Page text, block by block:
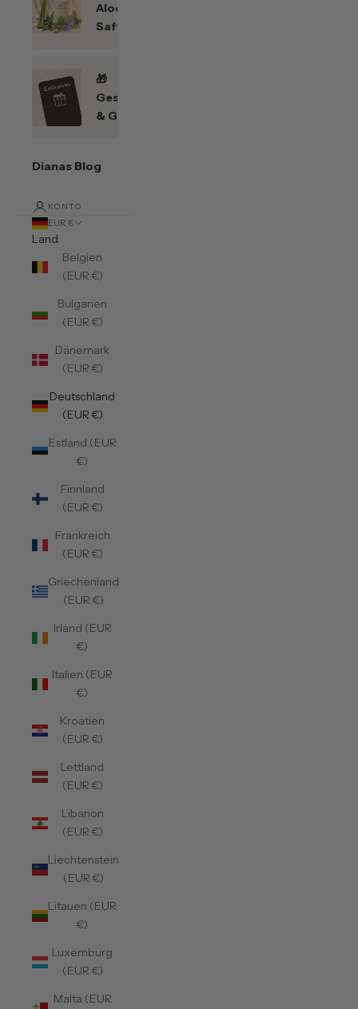
Aloe
Saft
🎁
Geschenkefinder
& Gutscheine
Dianas Blog
KONTO
EUR €
Land
Belgien
(EUR €)
Bulgarien
(EUR €)
Dänemark
(EUR €)
Deutschland
(EUR €)
Estland (EUR
€)
Finnland
(EUR €)
Frankreich
(EUR €)
Griechenland
(EUR €)
Irland (EUR
€)
Italien (EUR
€)
Kroatien
(EUR €)
Lettland
(EUR €)
Libanon
(EUR €)
Liechtenstein
(EUR €)
Litauen (EUR
€)
Luxemburg
(EUR €)
Malta (EUR